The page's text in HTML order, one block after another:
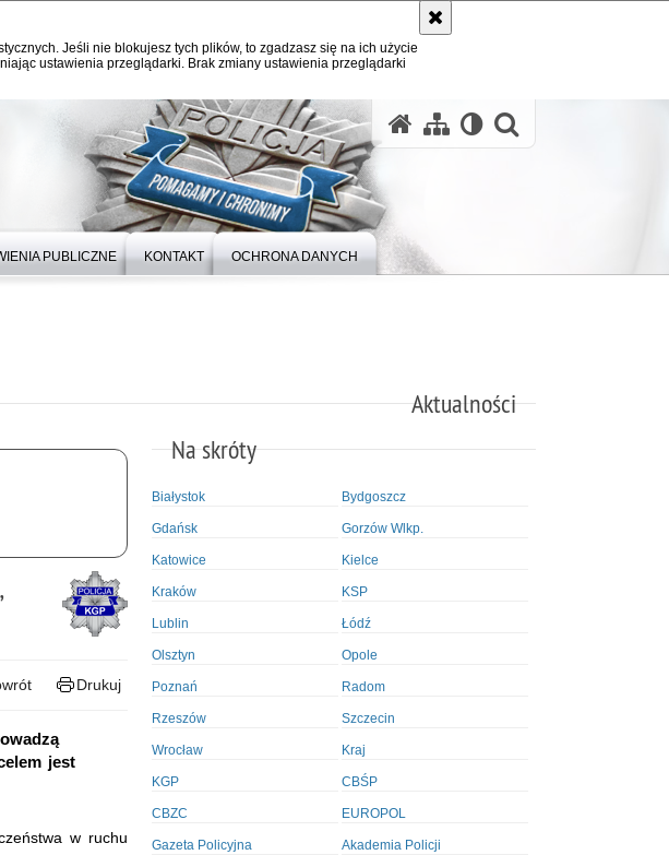
Jeśli nie blokujesz tych plików, to zgadzasz się na ich użycie
ustawienia przeglądarki. Brak zmiany ustawienia przeglądarki
PUBLICZNE KONTAKT OCHRONA DANYCH
Aktualności
Drukuj
jest
w ruchu
Na skróty
Białystok Bydgoszcz
Gdańsk Gorzów Wlkp.
Katowice Kielce
Kraków KSP
Lublin Łódź
Olsztyn Opole
Poznań Radom
Rzeszów Szczecin
Wrocław Kraj
KGP CBŚP
CBZC EUROPOL
Gazeta Policyjna Akademia Policji